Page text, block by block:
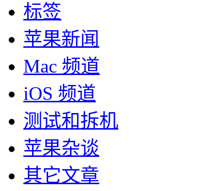
标签
苹果新闻
Mac 频道
iOS 频道
测试和拆机
苹果杂谈
其它文章